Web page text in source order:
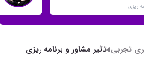
ریزی
تجربی تاثیر مشاور و برنامه ریزی